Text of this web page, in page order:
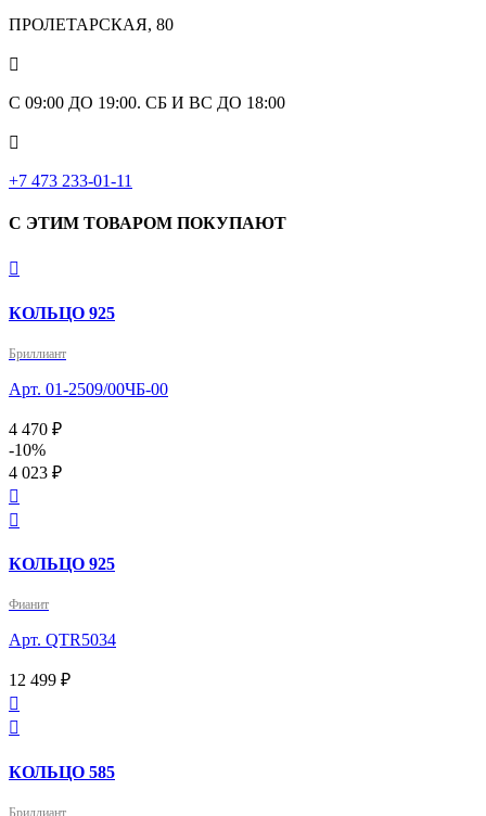
ПРОЛЕТАРСКАЯ, 80

С 09:00 ДО 19:00. СБ И ВС ДО 18:00

+7 473 233-01-11
С ЭТИМ ТОВАРОМ ПОКУПАЮТ

КОЛЬЦО 925
Бриллиант
Арт. 01-2509/00ЧБ-00
4 470 ₽
-10%
4 023 ₽


КОЛЬЦО 925
Фианит
Арт. QTR5034
12 499 ₽


КОЛЬЦО 585
Бриллиант